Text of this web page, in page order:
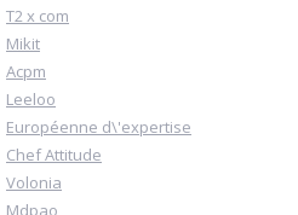
T2 x com
Mikit
Acpm
Leeloo
Européenne d\'expertise
Chef Attitude
Volonia